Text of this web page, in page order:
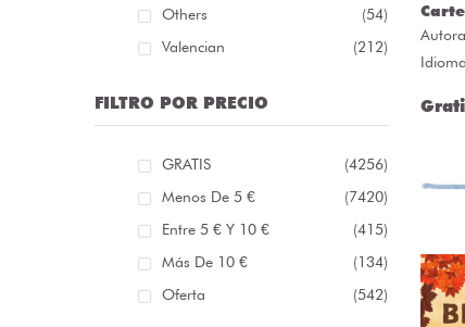
Others
(54)
Valencian
(212)
FILTRO POR PRECIO
GRATIS
(4256)
Menos De 5 €
(7420)
Entre 5 € Y 10 €
(415)
Más De 10 €
(134)
Oferta
(542)